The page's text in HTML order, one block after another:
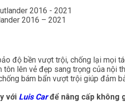
2016 – 2021
độ bền vượt trội, chống lại mọi
tôn lên vẻ đẹp sang trọng của nội
bám bẩn vượt trội giúp đảm
với LuisCarđể nâng cấp không